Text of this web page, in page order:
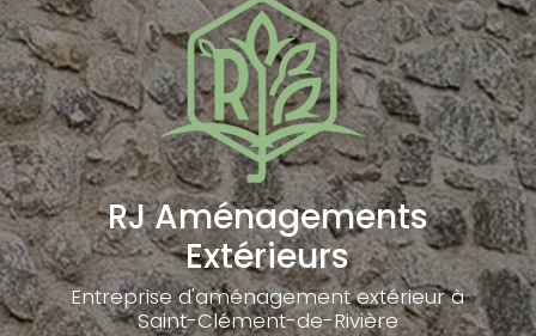
RJ Aménagements
Extérieurs
Entreprise d'aménagement extérieur à
Saint-Clément-de-Rivière